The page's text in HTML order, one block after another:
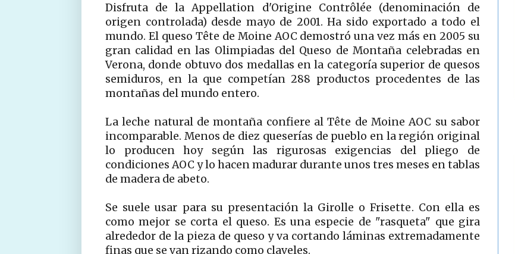
Disfruta de la Appellation d'Origine Contrôlée (denominación de
origen controlada) desde mayo de 2001. Ha sido exportado a todo el
mundo. El queso Tête de Moine AOC demostró una vez más en 2005 su
gran calidad en las Olimpiadas del Queso de Montaña celebradas en
Verona, donde obtuvo dos medallas en la categoría superior de quesos
semiduros, en la que competían 288 productos procedentes de las
montañas del mundo entero.
La leche natural de montaña confiere al Tête de Moine AOC su sabor
incomparable. Menos de diez queserías de pueblo en la región original
lo producen hoy según las rigurosas exigencias del pliego de
condiciones AOC y lo hacen madurar durante unos tres meses en tablas
de madera de abeto.
Se suele usar para su presentación la Girolle o Frisette. Con ella es
como mejor se corta el queso. Es una especie de "rasqueta" que gira
alrededor de la pieza de queso y va cortando láminas extremadamente
finas que se van rizando como claveles.